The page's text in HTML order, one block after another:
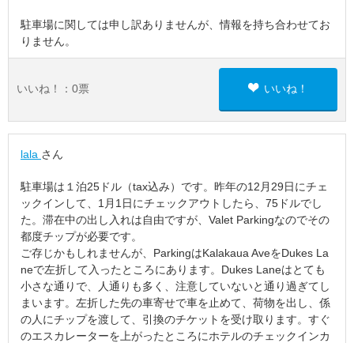
駐車場に関しては申し訳ありませんが、情報を持ち合わせてお
りません。
いいね！： 0票 いいね！
lala さん
駐車場は１泊25ドル（tax込み）です。昨年の12月29日にチェ
ックインして、1月1日にチェックアウトしたら、75ドルでし
た。滞在中の出し入れは自由ですが、Valet Parkingなのでその
都度チップが必要です。
ご存じかもしれませんが、ParkingはKalakaua AveをDukes La
neで左折して入ったところにあります。Dukes Laneはとても
小さな通りで、人通りも多く、注意していないと通り過ぎてし
まいます。左折した先の車寄せで車を止めて、荷物を出し、係
の人にチップを渡して、引換のチケットを受け取ります。すぐ
のエスカレーターを上がったところにホテルのチェックインカ